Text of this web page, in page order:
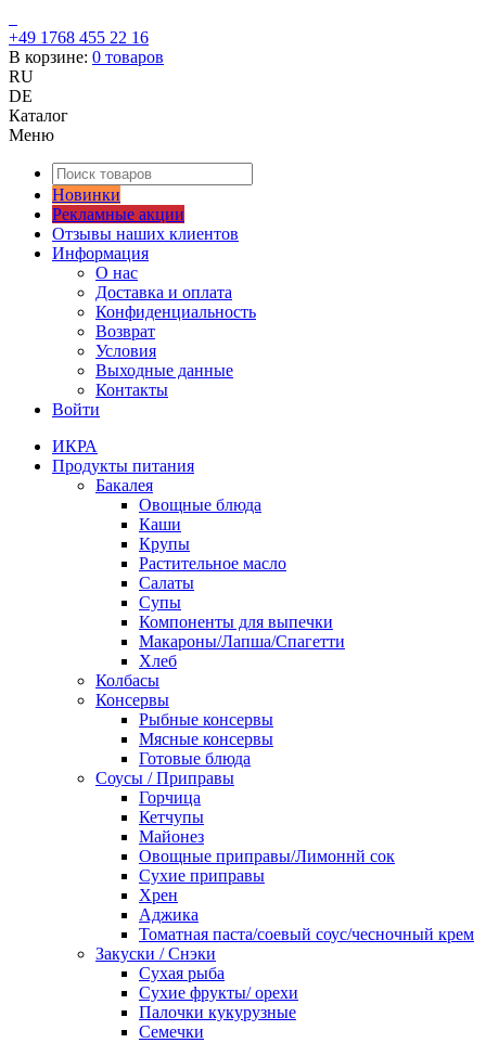
+49 1768 455 22 16
В корзине: 0 товаров
RU
DE
Каталог
Меню
Новинки
Рекламные акции
Отзывы наших клиентов
Информация
О нас
Доставка и оплата
Конфиденциальность
Возврат
Условия
Выходные данные
Контакты
Войти
ИКРА
Продукты питания
Бакалея
Овощные блюда
Каши
Крупы
Растительное масло
Салаты
Супы
Компоненты для выпечки
Макароны/Лапша/Спагетти
Хлеб
Колбасы
Консервы
Рыбные консервы
Мясные консервы
Готовые блюда
Соусы / Приправы
Горчица
Кетчупы
Майонез
Овощные приправы/Лимоннй сок
Сухие приправы
Хрен
Аджика
Томатная паста/соевый соус/чесночный крем
Закуски / Снэки
Сухая рыба
Сухие фрукты/ орехи
Палочки кукурузные
Семечки